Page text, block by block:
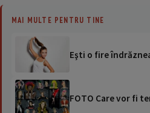
MAI MULTE PENTRU TINE
Eşti o fire
FOTO Care vor fi